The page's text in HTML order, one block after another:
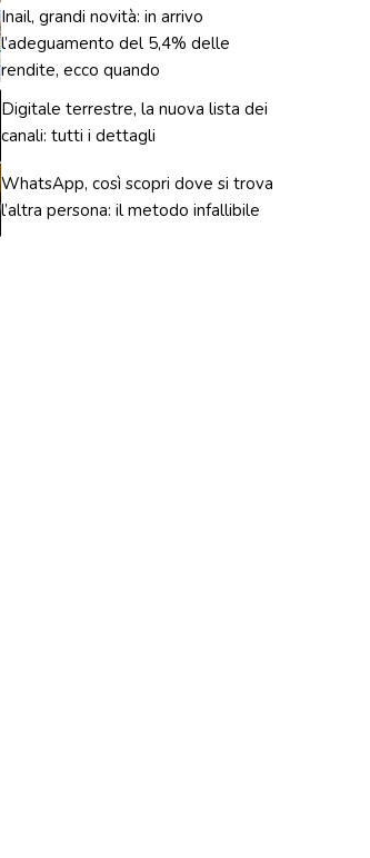
Inail, grandi novità: in arrivo
l’adeguamento del 5,4% delle
rendite, ecco quando
Digitale terrestre, la nuova lista dei
canali: tutti i dettagli
WhatsApp, così scopri dove si trova
l’altra persona: il metodo infallibile